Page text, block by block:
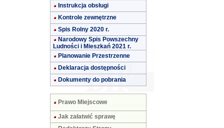
Instrukcja obsługi
Kontrole zewnętrzne
Spis Rolny 2020 r.
Narodowy Spis Powszechny
Ludności i Mieszkań 2021 r.
Planowanie Przestrzenne
Deklaracja dostępności
Dokumenty do pobrania
Prawo Miejscowe
Jak załatwić sprawę